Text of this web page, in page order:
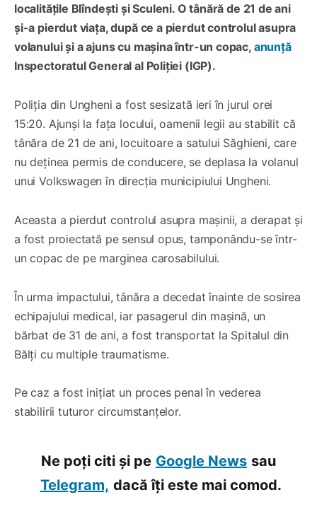
localitățile Blîndești și Sculeni. O tânără de 21 de ani
și-a pierdut viața, după ce a pierdut controlul asupra
volanului și a ajuns cu mașina într-un copac, anunță
Inspectoratul General al Poliției (IGP).
Poliția din Ungheni a fost sesizată ieri în jurul orei
15:20. Ajunși la fața locului, oamenii legii au stabilit că
tânăra de 21 de ani, locuitoare a satului Săghieni, care
nu deținea permis de conducere, se deplasa la volanul
unui Volkswagen în direcția municipiului Ungheni.
Aceasta a pierdut controlul asupra mașinii, a derapat și
a fost proiectată pe sensul opus, tamponându-se într-
un copac de pe marginea carosabilului.
În urma impactului, tânăra a decedat înainte de sosirea
echipajului medical, iar pasagerul din mașină, un
bărbat de 31 de ani, a fost transportat la Spitalul din
Bălți cu multiple traumatisme.
Pe caz a fost inițiat un proces penal în vederea
stabilirii tuturor circumstanțelor.
Ne poți citi și pe Google News sau
Telegram, dacă îți este mai comod.